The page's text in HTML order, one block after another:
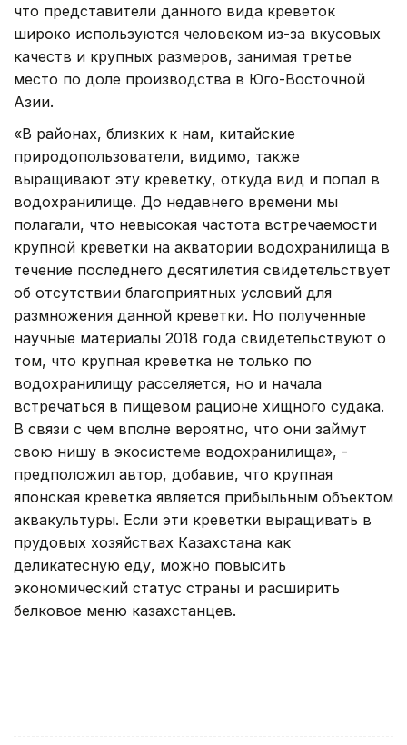
что представители данного вида креветок
широко используются человеком из-за вкусовых
качеств и крупных размеров, занимая третье
место по доле производства в Юго-Восточной
Азии.
«В районах, близких к нам, китайские
природопользователи, видимо, также
выращивают эту креветку, откуда вид и попал в
водохранилище. До недавнего времени мы
полагали, что невысокая частота встречаемости
крупной креветки на акватории водохранилища в
течение последнего десятилетия свидетельствует
об отсутствии благоприятных условий для
размножения данной креветки. Но полученные
научные материалы 2018 года свидетельствуют о
том, что крупная креветка не только по
водохранилищу расселяется, но и начала
встречаться в пищевом рационе хищного судака.
В связи с чем вполне вероятно, что они займут
свою нишу в экосистеме водохранилища», -
предположил автор, добавив, что крупная
японская креветка является прибыльным объектом
аквакультуры. Если эти креветки выращивать в
прудовых хозяйствах Казахстана как
деликатесную еду, можно повысить
экономический статус страны и расширить
белковое меню казахстанцев.